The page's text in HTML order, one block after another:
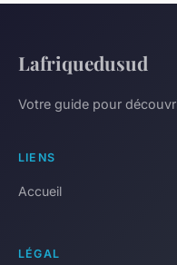
Lafriquedusud
Votre guide pour
LIENS
Accueil
LÉGAL